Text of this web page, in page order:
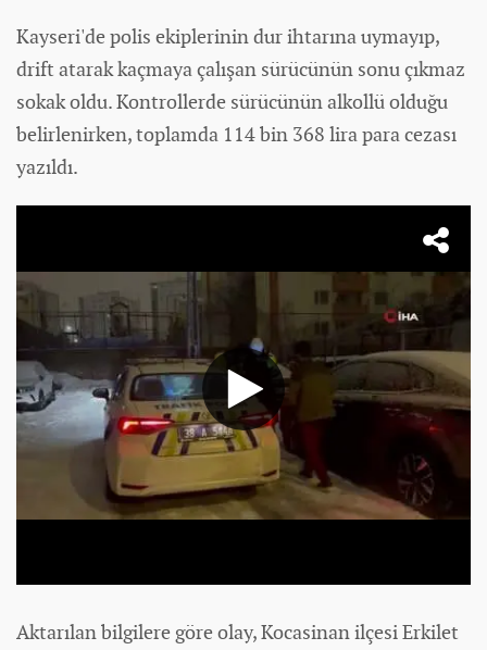
Kayseri'de polis ekiplerinin dur ihtarına uymayıp,
drift atarak kaçmaya çalışan sürücünün sonu çıkmaz
sokak oldu. Kontrollerde sürücünün alkollü olduğu
belirlenirken, toplamda 114 bin 368 lira para cezası
yazıldı.
Aktarılan bilgilere göre olay, Kocasinan ilçesi Erkilet